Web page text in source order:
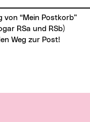
RSa und RSb)
Weg zur Post!